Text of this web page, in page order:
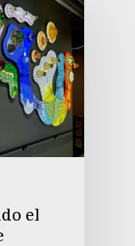
el